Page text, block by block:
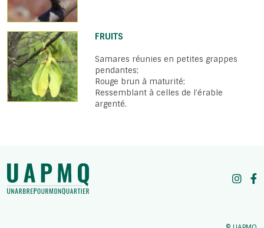
FRUITS
Samares réunies en petites grappes
pendantes;
Rouge brun à maturité;
Ressemblant à celles de l’érable
argenté.